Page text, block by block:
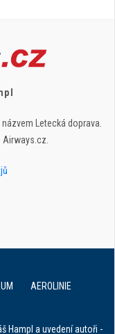
Letecká doprava.
AEROLINIE
Hampl a uvedení autoři -